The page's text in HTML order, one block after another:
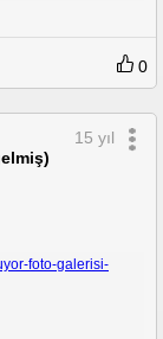
0
15 yıl
foto-galerisi-